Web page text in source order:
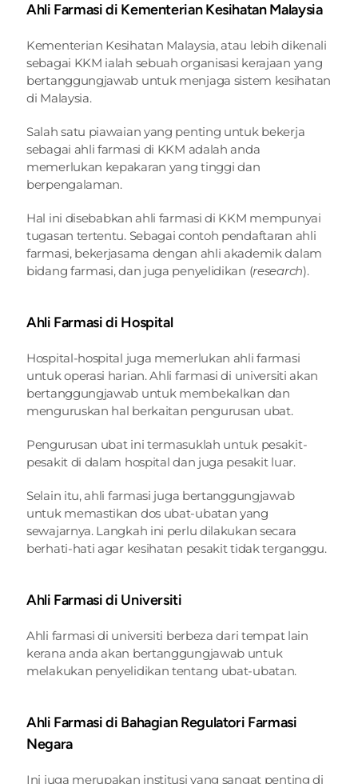
Ahli Farmasi di Kementerian Kesihatan Malaysia
Kementerian Kesihatan Malaysia, atau lebih dikenali
sebagai KKM ialah sebuah organisasi kerajaan yang
bertanggungjawab untuk menjaga sistem kesihatan
di Malaysia.
Salah satu piawaian yang penting untuk bekerja
sebagai ahli farmasi di KKM adalah anda
memerlukan kepakaran yang tinggi dan
berpengalaman.
Hal ini disebabkan ahli farmasi di KKM mempunyai
tugasan tertentu. Sebagai contoh pendaftaran ahli
farmasi, bekerjasama dengan ahli akademik dalam
bidang farmasi, dan juga penyelidikan (research).
Ahli Farmasi di Hospital
Hospital-hospital juga memerlukan ahli farmasi
untuk operasi harian. Ahli farmasi di universiti akan
bertanggungjawab untuk membekalkan dan
menguruskan hal berkaitan pengurusan ubat.
Pengurusan ubat ini termasuklah untuk pesakit-
pesakit di dalam hospital dan juga pesakit luar.
Selain itu, ahli farmasi juga bertanggungjawab
untuk memastikan dos ubat-ubatan yang
sewajarnya. Langkah ini perlu dilakukan secara
berhati-hati agar kesihatan pesakit tidak terganggu.
Ahli Farmasi di Universiti
Ahli farmasi di universiti berbeza dari tempat lain
kerana anda akan bertanggungjawab untuk
melakukan penyelidikan tentang ubat-ubatan.
Ahli Farmasi di Bahagian Regulatori Farmasi
Negara
Ini juga merupakan institusi yang sangat penting di